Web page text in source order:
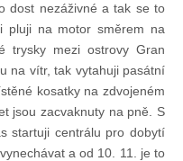
dost nezáživné a tak se to
pluji na motor směrem na
trysky mezi ostrovy Gran
na vítr, tak vytahuji pasátní
kosatky na zdvojeném
jsou zacvaknuty na pně. S
startuji centrálu pro dobytí
a od 10. 11. je to